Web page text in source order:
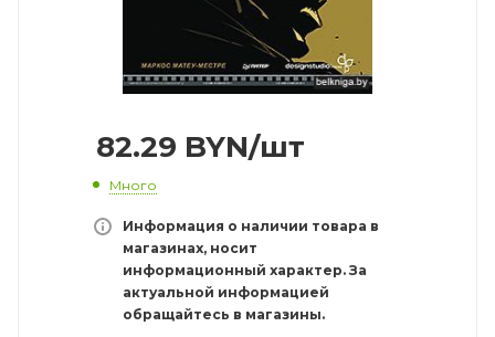
82.29 BYN/шт
Много
Информация о наличии товара в
магазинах, носит
информационный характер. За
актуальной информацией
обращайтесь в магазины.